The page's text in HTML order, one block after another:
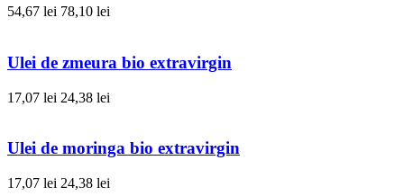
54,67 lei 78,10 lei
Ulei de zmeura bio extravirgin
17,07 lei 24,38 lei
Ulei de moringa bio extravirgin
17,07 lei 24,38 lei